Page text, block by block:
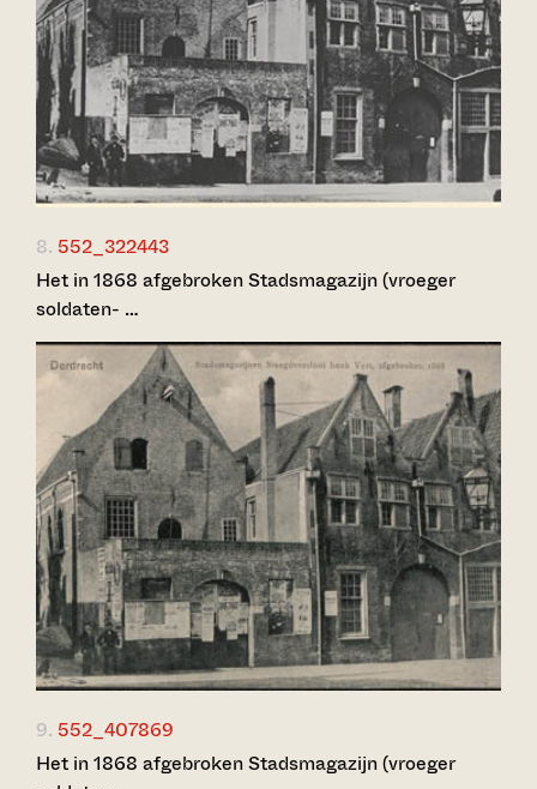
8. 552_322443
Het in 1868 afgebroken Stadsmagazijn (vroeger
soldaten- …
9. 552_407869
Het in 1868 afgebroken Stadsmagazijn (vroeger